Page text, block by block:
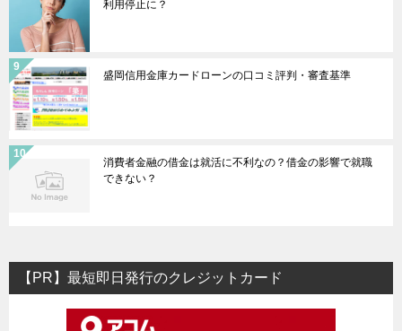
利用停止に？
盛岡信用金庫カードローンの口コミ評判・審査基準
消費者金融の借金は就活に不利なの？借金の影響で就職
できない？
【PR】最短即日発行のクレジットカード